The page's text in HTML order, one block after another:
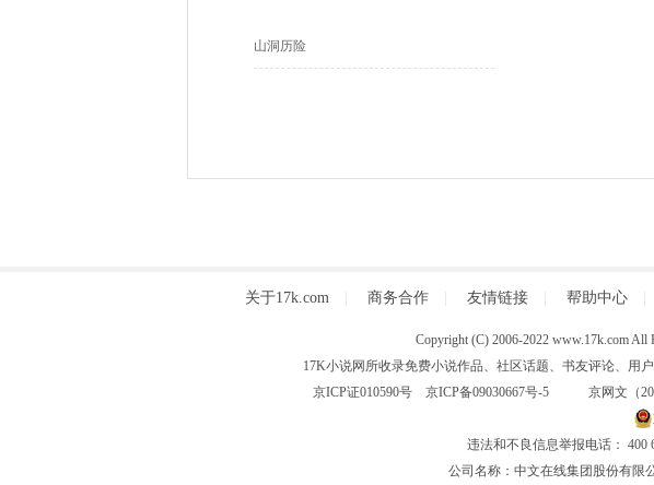
山洞历险
关于17k.com 商务合作 友情链接 帮助中心
Copyright (C) 2006-2022 www.17k.com
17K小说网所收录免费小说作品、社区话题、书友评论、用
京ICP证010590号 京ICP备09030667号-5京网文（
违法和不良信息举报电话： 400
公司名称：中文在线集团股份有限